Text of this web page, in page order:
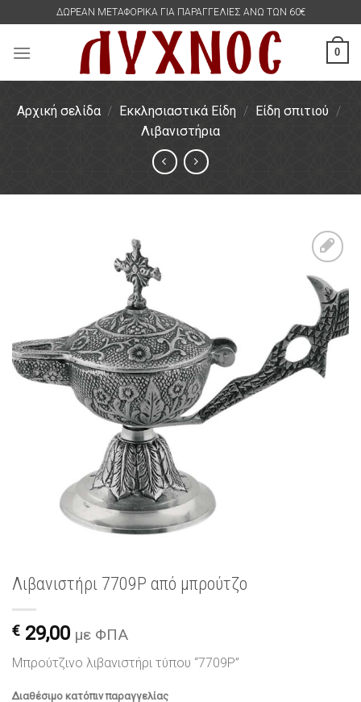
content
ΔΩΡΕΑΝ ΜΕΤΑΦΟΡΙΚΑ ΓΙΑ ΠΑΡΑΓΓΕΛΙΕΣ ΑΝΩ ΤΩΝ 60€
0
Αρχική σελίδα / Εκκλησιαστικά Είδη / Είδη σπιτιού /
Λιβανιστήρια
Πρόσθήκη
στην
λίστα
επιθυμιών
Λιβανιστήρι 7709P από μπρούτζο
€ 29,00 με ΦΠΑ
Μπρούτζινο λιβανιστήρι τύπου “7709P”
Διαθέσιμο κατόπιν παραγγελίας